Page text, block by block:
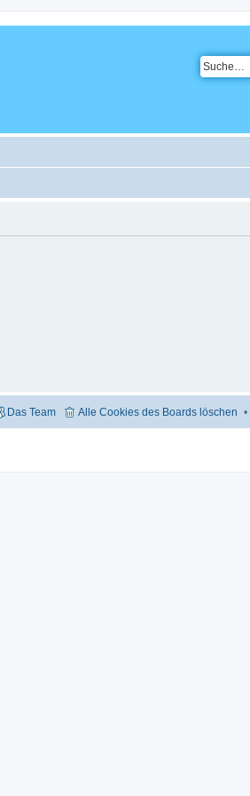
Alle Cookies des Boards löschen
Das Team